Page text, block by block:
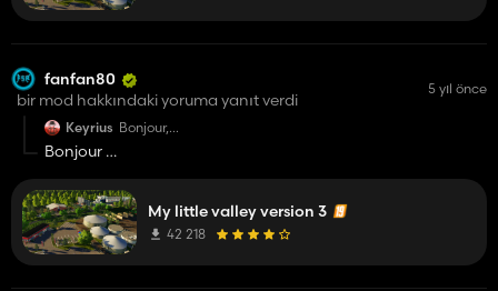
fanfan80
bir mod hakkındaki yoruma yanıt verdi
5 yıl önce
Keyrius Bonjour,
Puis maintenant quota dépassé.
Ne pourriez-vous pas la mettre sur un autre serveur svp.
D'avance merci
Bien à vous.
Bonjour
My little valley version 3
42 218